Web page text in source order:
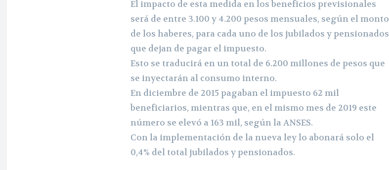
El impacto de esta medida en los beneficios previsionales
será de entre 3.100 y 4.200 pesos mensuales, según el monto
de los haberes, para cada uno de los jubilados y pensionados
que dejan de pagar el impuesto.
Esto se traducirá en un total de 6.200 millones de pesos que
se inyectarán al consumo interno.
En diciembre de 2015 pagaban el impuesto 62 mil
beneficiarios, mientras que, en el mismo mes de 2019 este
número se elevó a 163 mil, según la ANSES.
Con la implementación de la nueva ley lo abonará solo el
0,4% del total jubilados y pensionados.